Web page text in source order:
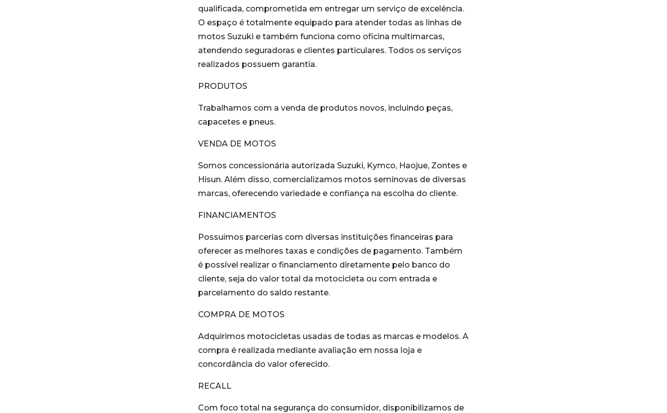
qualificada, comprometida em entregar um serviço de excelência.
O espaço é totalmente equipado para atender todas as linhas de
motos Suzuki e também funciona como oficina multimarcas,
atendendo seguradoras e clientes particulares. Todos os serviços
realizados possuem garantia.
PRODUTOS
Trabalhamos com a venda de produtos novos, incluindo peças,
capacetes e pneus.
VENDA DE MOTOS
Somos concessionária autorizada Suzuki, Kymco, Haojue, Zontes e
Hisun. Além disso, comercializamos motos seminovas de diversas
marcas, oferecendo variedade e confiança na escolha do cliente.
FINANCIAMENTOS
Possuímos parcerias com diversas instituições financeiras para
oferecer as melhores taxas e condições de pagamento. Também
é possível realizar o financiamento diretamente pelo banco do
cliente, seja do valor total da motocicleta ou com entrada e
parcelamento do saldo restante.
COMPRA DE MOTOS
Adquirimos motocicletas usadas de todas as marcas e modelos. A
compra é realizada mediante avaliação em nossa loja e
concordância do valor oferecido.
RECALL
Com foco total na segurança do consumidor, disponibilizamos de